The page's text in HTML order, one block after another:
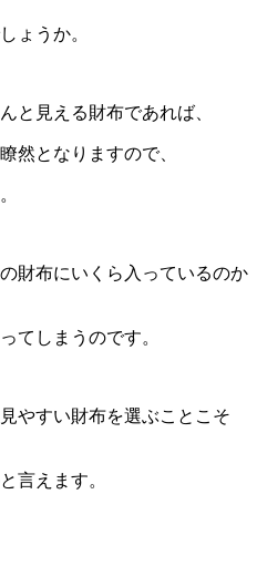
ょうか。
と見える財布であれば、
然となりますので、
財布にいくら入っているのか
てしまうのです。
やすい財布を選ぶことこそ
言えます。